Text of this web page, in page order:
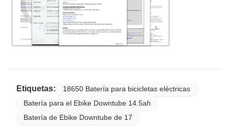
Etiquetas:
18650 Batería para bicicletas eléctricas
Batería para el Ebike Downtube 14.5ah
Batería de Ebike Downtube de 17